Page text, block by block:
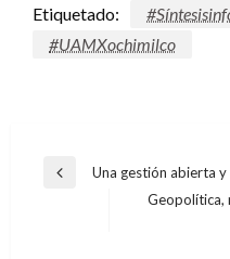
Etiquetado:
#UAMXochimilco
Navegación
Entrada
Una gestión abierta
Geopolítica,